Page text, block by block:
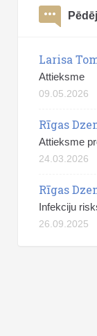
Larisa
Attieksme
09.05.2026
Rīgas
Attieksme
24.03.2026
Rīgas
Infekciju
26.09.2025